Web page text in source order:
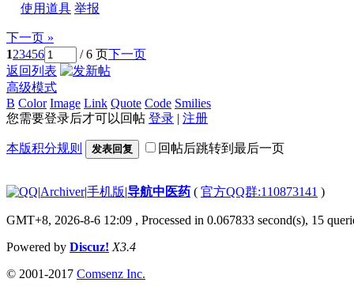
使用道具 举报
下一页 »
123456 / 6 页下一页
返回列表
高级模式
B Color Image Link Quote Code Smilies
您需要登录后才可以回帖 登录 | 注册
本版积分规则 发表回复 回帖后跳转到最后一页
|Archiver|手机版|导航中医药 ( 官方QQ群:110873141 )
GMT+8, 2026-8-6 12:09 , Processed in 0.067833 second(s), 15
Powered by Discuz! X3.4
© 2001-2017 Comsenz Inc.